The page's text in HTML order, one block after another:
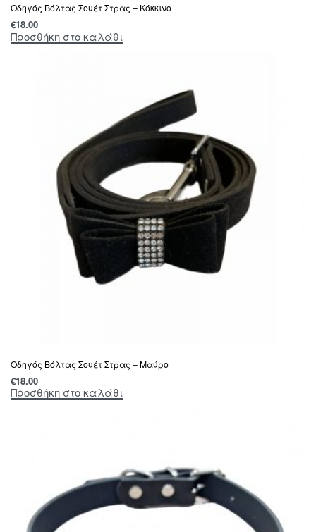
Οδηγός Βόλτας Σουέτ Στρας – Κόκκινο
€18.00
Προσθήκη στο καλάθι
Οδηγός Βόλτας Σουέτ Στρας – Μαύρο
€18.00
Προσθήκη στο καλάθι